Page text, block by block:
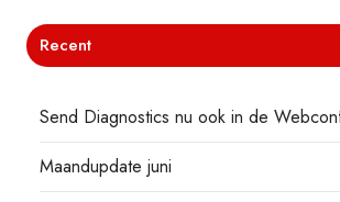
Recent
Send Diagnostics nu ook in de
Maandupdate juni